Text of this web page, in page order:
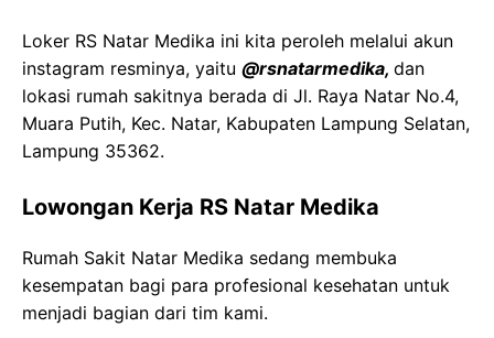
Loker RS Natar Medika ini kita peroleh melalui akun
instagram resminya, yaitu @rsnatarmedika, dan
lokasi rumah sakitnya berada di Jl. Raya Natar No.4,
Muara Putih, Kec. Natar, Kabupaten Lampung Selatan,
Lampung 35362.
Lowongan Kerja RS Natar Medika
Rumah Sakit Natar Medika sedang membuka
kesempatan bagi para profesional kesehatan untuk
menjadi bagian dari tim kami.